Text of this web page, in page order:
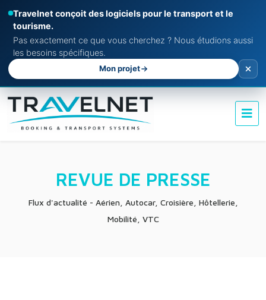
Travelnet conçoit des logiciels pour le transport et le
tourisme.
Pas exactement ce que vous cherchez ? Nous étudions aussi
les besoins spécifiques.
Mon projet
REVUE DE PRESSE
Flux d'actualité - Aérien, Autocar, Croisière, Hôtellerie,
Mobilité, VTC